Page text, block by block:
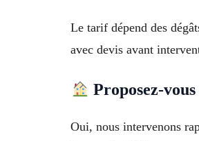
Le tarif dépend des
avec devis avant
Proposez-
Oui, nous intervenons